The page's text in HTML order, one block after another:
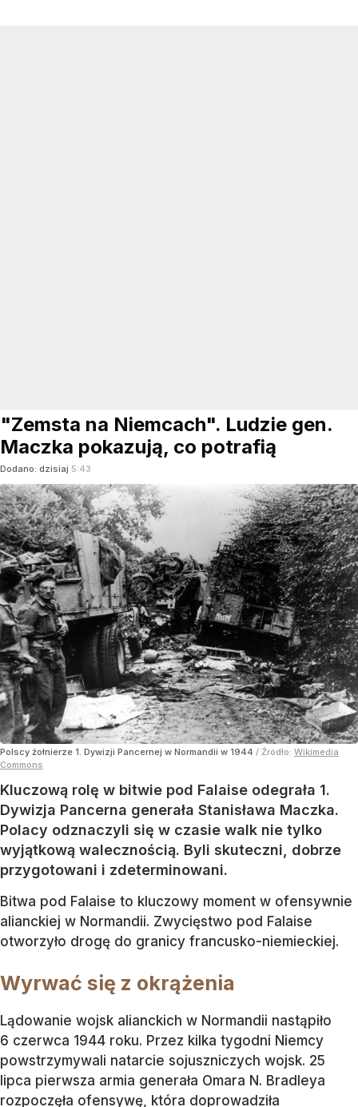
"Zemsta na Niemcach". Ludzie gen.
Maczka pokazują, co potrafią
Dodano: dzisiaj 5:43
Polscy żołnierze 1. Dywizji Pancernej w Normandii w 1944 / Źródło: Wikimedia
Commons
Kluczową rolę w bitwie pod Falaise odegrała 1.
Dywizja Pancerna generała Stanisława Maczka.
Polacy odznaczyli się w czasie walk nie tylko
wyjątkową walecznością. Byli skuteczni, dobrze
przygotowani i zdeterminowani.
Bitwa pod Falaise to kluczowy moment w ofensywnie
alianckiej w Normandii. Zwycięstwo pod Falaise
otworzyło drogę do granicy francusko-niemieckiej.
Wyrwać się z okrążenia
Lądowanie wojsk alianckich w Normandii nastąpiło
6 czerwca 1944 roku. Przez kilka tygodni Niemcy
powstrzymywali natarcie sojuszniczych wojsk. 25
lipca pierwsza armia generała Omara N. Bradleya
rozpoczęła ofensywę, która doprowadziła